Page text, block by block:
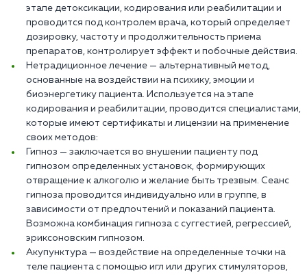
этапе детоксикации, кодирования или реабилитации и
проводится под контролем врача, который определяет
дозировку, частоту и продолжительность приема
препаратов, контролирует эффект и побочные действия.
Нетрадиционное лечение — альтернативный метод,
основанные на воздействии на психику, эмоции и
биоэнергетику пациента. Используется на этапе
кодирования и реабилитации, проводится специалистами,
которые имеют сертификаты и лицензии на применение
своих методов:
Гипноз — заключается во внушении пациенту под
гипнозом определенных установок, формирующих
отвращение к алкоголю и желание быть трезвым. Сеанс
гипноза проводится индивидуально или в группе, в
зависимости от предпочтений и показаний пациента.
Возможна комбинация гипноза с суггестией, регрессией,
эриксоновским гипнозом.
Акупунктура — воздействие на определенные точки на
теле пациента с помощью игл или других стимуляторов,